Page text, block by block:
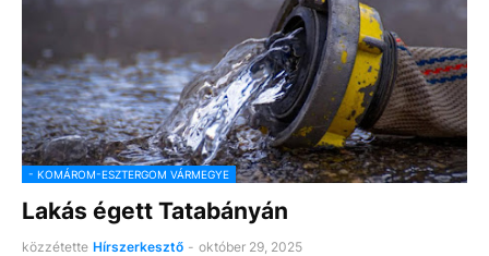
- KOMÁROM-ESZTERGOM VÁRMEGYE
Lakás égett Tatabányán
közzétette Hírszerkesztő - október 29, 2025